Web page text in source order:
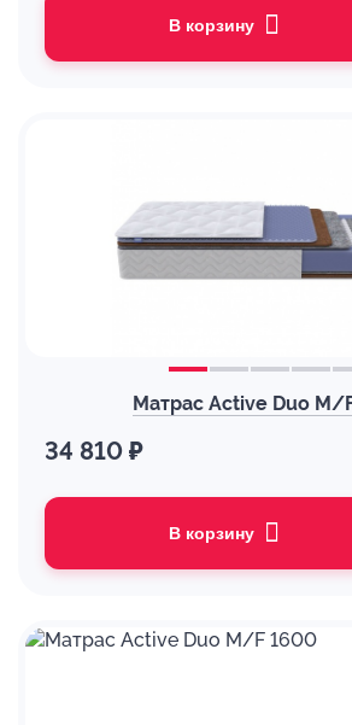
В корзину
Матрас Active Duo M/
34 810 ₽
В корзину